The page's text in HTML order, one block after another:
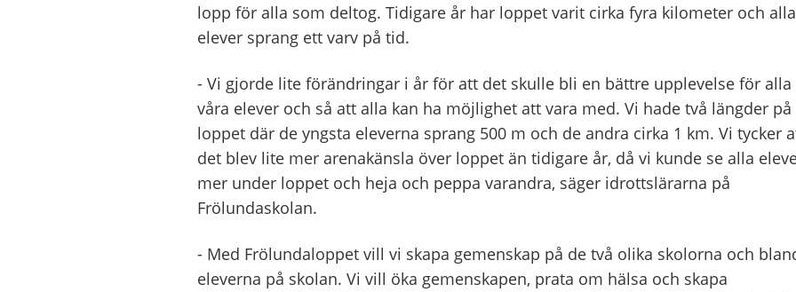
lopp för alla som deltog. Tidigare år har loppet varit cirka fyra kilometer och alla
elever sprang ett varv på tid.
- Vi gjorde lite förändringar i år för att det skulle bli en bättre upplevelse för alla
våra elever och så att alla kan ha möjlighet att vara med. Vi hade två längder på
loppet där de yngsta eleverna sprang 500 m och de andra cirka 1 km. Vi tycker
det blev lite mer arenakänsla över loppet än tidigare år, då vi kunde se alla
mer under loppet och heja och peppa varandra, säger idrottslärarna på
Frölundaskolan.
- Med Frölundaloppet vill vi skapa gemenskap på de två olika skolorna och
eleverna på skolan. Vi vill öka gemenskapen, prata om hälsa och skapa